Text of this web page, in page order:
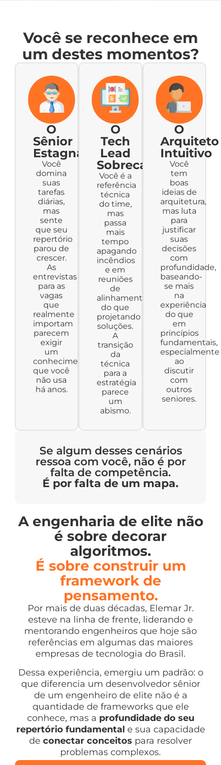
Você se reconhece em
um destes momentos?
O
Sênior
Estagnado
Você
domina
suas
tarefas
diárias,
mas
sente
que seu
repertório
parou de
crescer.
As
entrevistas
para as
vagas
que
realmente
importam
parecem
exigir
um
conhecimento
que você
não usa
há anos.
O
Tech
Lead
Sobrecarregado
Você é a
referência
técnica
do time,
mas
passa
mais
tempo
apagando
incêndios
e em
reuniões
de
alinhamento
do que
projetando
soluções.
A
transição
da
técnica
para a
estratégia
parece
um
abismo.
O
Arquiteto
Intuitivo
Você
tem
boas
ideias de
arquitetura,
mas luta
para
justificar
suas
decisões
com
profundidade,
baseando-
se mais
na
experiência
do que
em
princípios
fundamentais,
especialmente
ao
discutir
com
outros
seniores.
Se algum desses cenários
ressoa com você, não é por
falta de competência.
É por falta de um mapa.
A engenharia de elite não
é sobre decorar
algoritmos.
É sobre construir um
framework de
pensamento.
Por mais de duas décadas, Elemar Jr.
esteve na linha de frente, liderando e
mentorando engenheiros que hoje são
referências em algumas das maiores
empresas de tecnologia do Brasil.
Dessa experiência, emergiu um padrão: o
que diferencia um desenvolvedor sênior
de um engenheiro de elite não é a
quantidade de frameworks que ele
conhece, mas a profundidade do seu
repertório fundamental e sua capacidade
de conectar conceitos para resolver
problemas complexos.